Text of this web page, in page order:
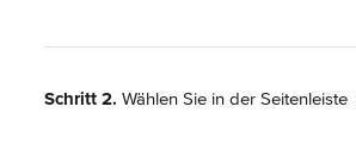
Schritt 2. Wählen Sie in der Seitenleiste